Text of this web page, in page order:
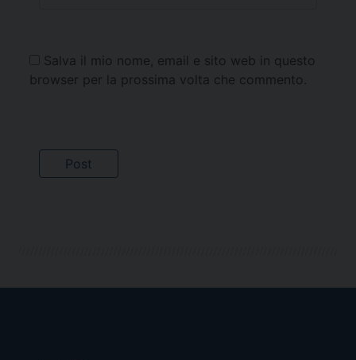
Salva il mio nome, email e sito web in questo
browser per la prossima volta che commento.